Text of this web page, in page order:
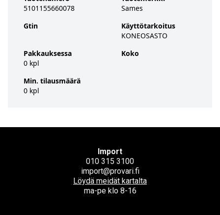
5101155660078
Gtin
Pakkauksessa
0 kpl
Min. tilausmäärä
0 kpl
Sames
Käyttötarkoitus
KONEOSASTO
Koko
Import
010 315 3100
import@provari.fi
Löydä meidät kartalta
ma-pe klo 8-16